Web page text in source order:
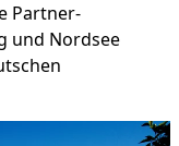
Partner-
und Nordsee